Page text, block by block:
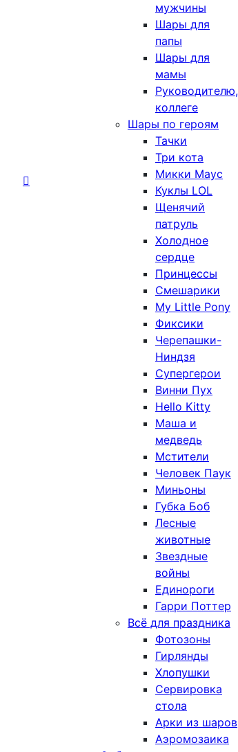
мужчины
Шары для
папы
Шары для
мамы
Руководителю,
коллеге
Шары по героям
Тачки
Три кота
Микки Маус
Куклы LOL
Щенячий
патруль
Холодное
сердце
Принцессы
Смешарики
My Little Pony
Фиксики
Черепашки-
Ниндзя
Супергерои
Винни Пух
Hello Kitty
Маша и
медведь
Мстители
Человек Паук
Миньоны
Губка Боб
Лесные
животные
Звездные
войны
Единороги
Гарри Поттер
Всё для праздника
Фотозоны
Гирлянды
Хлопушки
Сервировка
стола
Арки из шаров
Аэромозаика